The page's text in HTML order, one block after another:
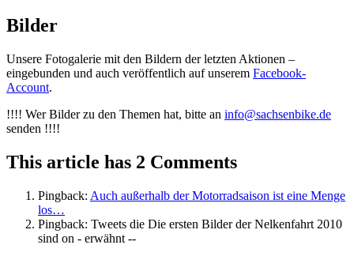
Bilder
Unsere Fotogalerie mit den Bildern der letzten Aktionen –
eingebunden und auch veröffentlich auf unserem Facebook-
Account.
!!!! Wer Bilder zu den Themen hat, bitte an info@sachsenbike.de
senden !!!!
This article has 2 Comments
Pingback: Auch außerhalb der Motorradsaison ist eine Menge
los…
Pingback: Tweets die Die ersten Bilder der Nelkenfahrt 2010
sind on - erwähnt --